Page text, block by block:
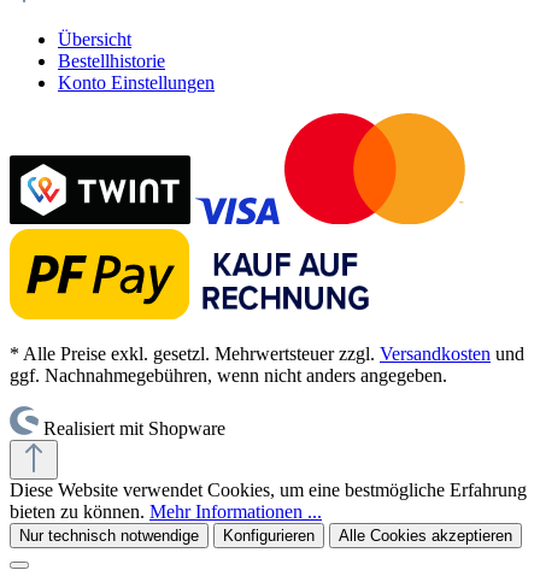
Übersicht
Bestellhistorie
Konto Einstellungen
* Alle Preise exkl. gesetzl. Mehrwertsteuer zzgl. Versandkosten und
ggf. Nachnahmegebühren, wenn nicht anders angegeben.
Realisiert mit Shopware
Diese Website verwendet Cookies, um eine bestmögliche Erfahrung
bieten zu können. Mehr Informationen ...
Nur technisch notwendige Konfigurieren Alle Cookies akzeptieren